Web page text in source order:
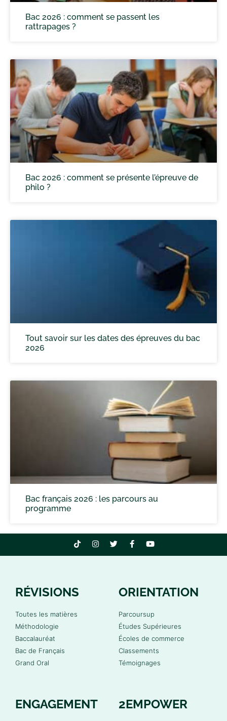
Bac 2026 : comment se passent les
rattrapages ?
Bac 2026 : comment se présente l’épreuve de
philo ?
Tout savoir sur les dates des épreuves du bac
2026
Bac français 2026 : les parcours au
programme
RÉVISIONS
Toutes les matières
Méthodologie
Baccalauréat
Bac de Français
Grand Oral
ORIENTATION
Parcoursup
Études Supérieures
Écoles de commerce
Classements
Témoignages
ENGAGEMENT 2EMPOWER